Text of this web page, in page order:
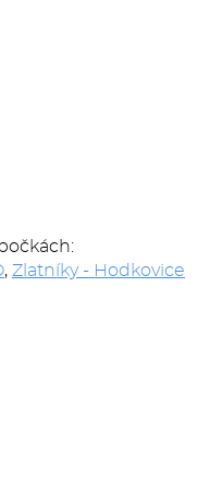
, Zlatníky - Hodkovice